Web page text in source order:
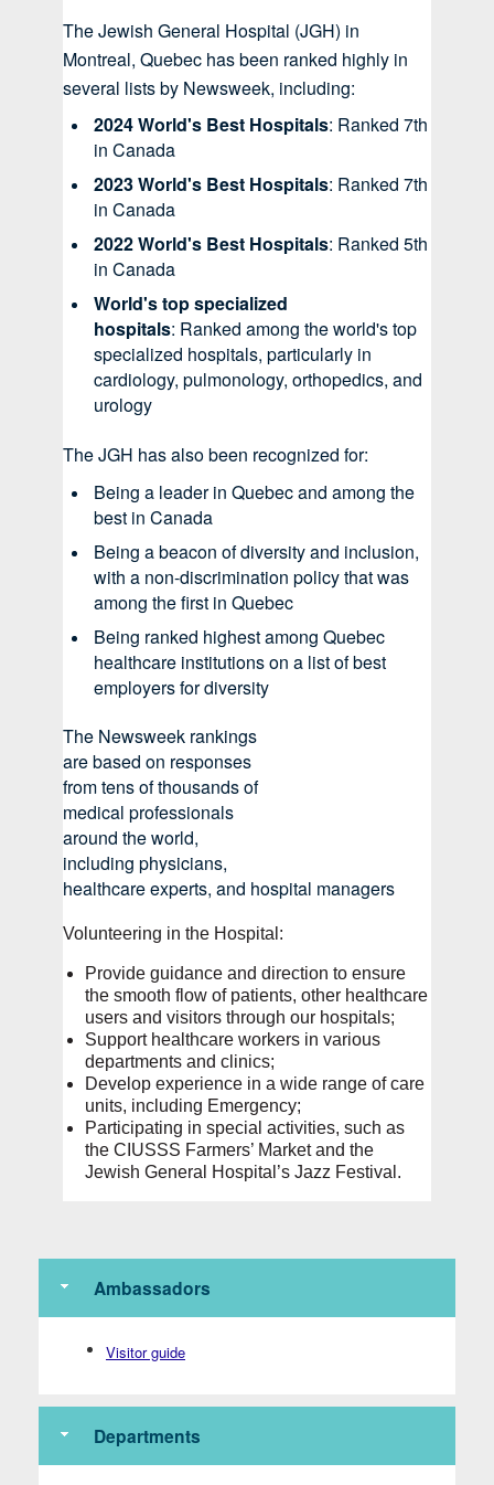
The Jewish General Hospital (JGH) in
Montreal, Quebec has been ranked highly in
several lists by Newsweek, including:
2024 World's Best Hospitals: Ranked 7th
in Canada
2023 World's Best Hospitals: Ranked 7th
in Canada
2022 World's Best Hospitals: Ranked 5th
in Canada
World's top specialized
hospitals: Ranked among the world's top
specialized hospitals, particularly in
cardiology, pulmonology, orthopedics, and
urology
The JGH has also been recognized for:
Being a leader in Quebec and among the
best in Canada
Being a beacon of diversity and inclusion,
with a non-discrimination policy that was
among the first in Quebec
Being ranked highest among Quebec
healthcare institutions on a list of best
employers for diversity
The Newsweek rankings
are based on responses
from tens of thousands of
medical professionals
around the world,
including physicians,
healthcare experts, and hospital managers
Volunteering in the Hospital:
Provide guidance and direction to ensure
the smooth flow of patients, other healthcare
users and visitors through our hospitals;
Support healthcare workers in various
departments and clinics;
Develop experience in a wide range of care
units, including Emergency;
Participating in special activities, such as
the CIUSSS Farmers’ Market and the
Jewish General Hospital’s Jazz Festival.
Ambassadors
Visitor guide
Departments